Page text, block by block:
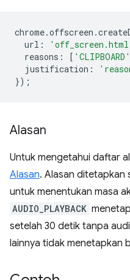
chrome.offscreen .
url :
reasons : [ 'CLIPBOARD'
justification :
});
Alasan
Untuk mengetahui daftar
Alasan. Alasan ditetapkan
untuk menentukan masa
AUDIO_PLAYBACK
setelah 30 detik tanpa
lainnya tidak menetapkan